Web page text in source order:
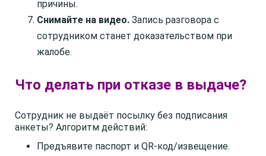
причины.
Снимайте на видео. Запись разговора с
сотрудником станет доказательством при
жалобе.
Что делать при отказе в выдаче?
Сотрудник не выдаёт посылку без подписания
анкеты? Алгоритм действий:
Предъявите паспорт и QR-код/извещение.